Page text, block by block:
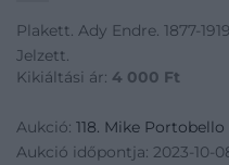
Plakett. Ady Endre. 1877-
Jelzett.
Kikiáltási ár: 4 000 Ft
Aukció: 118. Mike Portobello
Aukció időpontja: 2023-10-